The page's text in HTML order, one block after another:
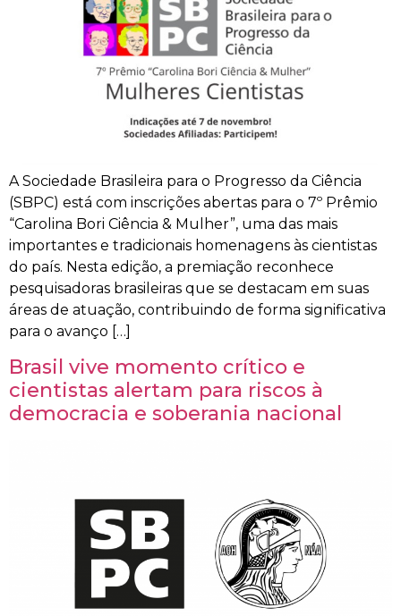
A Sociedade Brasileira para o Progresso da Ciência
(SBPC) está com inscrições abertas para o 7º Prêmio
“Carolina Bori Ciência & Mulher”, uma das mais
importantes e tradicionais homenagens às cientistas
do país. Nesta edição, a premiação reconhece
pesquisadoras brasileiras que se destacam em suas
áreas de atuação, contribuindo de forma significativa
para o avanço […]
Brasil vive momento crítico e
cientistas alertam para riscos à
democracia e soberania nacional